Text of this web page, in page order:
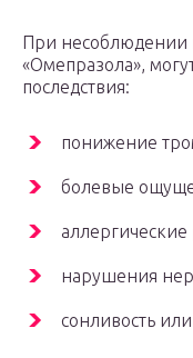
При несоблюдении
«Омепразола»,
последствия:
понижение
болевые
нарушения
сонливость